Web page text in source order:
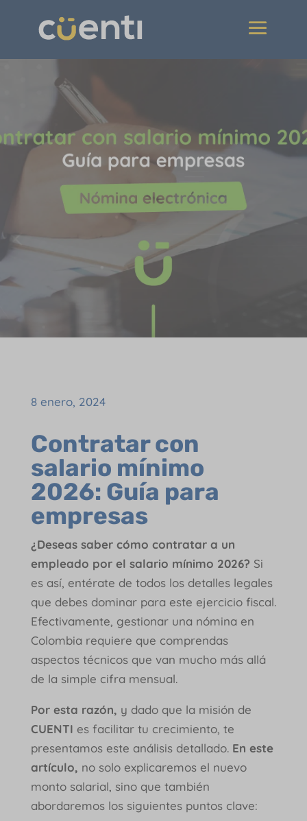
8 enero, 2024
Contratar con
salario mínimo
2026: Guía para
empresas
¿Deseas saber cómo contratar a un
empleado por el salario mínimo 2026? Si
es así, entérate de todos los detalles legales
que debes dominar para este ejercicio fiscal.
Efectivamente, gestionar una nómina en
Colombia requiere que comprendas
aspectos técnicos que van mucho más allá
de la simple cifra mensual.
Por esta razón, y dado que la misión de
CUENTI es facilitar tu crecimiento, te
presentamos este análisis detallado. En este
artículo, no solo explicaremos el nuevo
monto salarial, sino que también
abordaremos los siguientes puntos clave: